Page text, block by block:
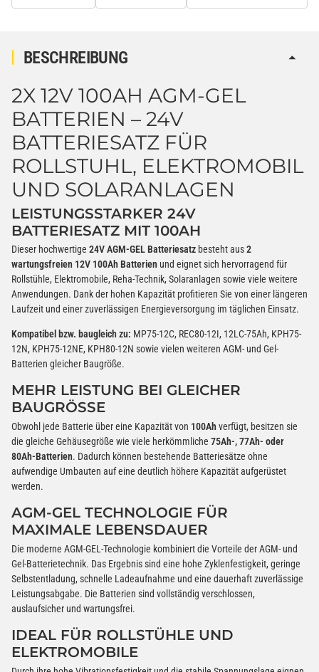
2,99 €
gem. SV188 ADR)
Verbatim Cool'n'Go AirJet Handventilator 4000mAh
Grau Lila
22,95 €
inkl. 19% USt. zzgl. Versand
gem. SV188 ADR)
−
Verbatim Cool'n'Go AirJet Handventilator Weiß Silber
4000mAh
22,95 €
inkl. 19% USt. zzgl.Versand
gem. SV188 ADR)
− +
1
BESCHREIBUNG
2X 12V 100AH AGM-GEL
BATTERIEN – 24V
BATTERIESATZ FÜR
ROLLSTUHL, ELEKTROMOBIL
UND SOLARANLAGEN
LEISTUNGSSTARKER 24V
BATTERIESATZ MIT 100AH
Dieser hochwertige 24V AGM-GEL Batteriesatz besteht aus2
wartungsfreien 12V 100Ah Batterien und eignet sich hervorragend für
Rollstühle, Elektromobile, Reha-Technik, Solaranlagen sowie viele weitere
Anwendungen. Dank der hohen Kapazität profitieren Sie von einer längeren
Laufzeit und einer zuverlässigen Energieversorgung im täglichen Einsatz.
Kompatibel bzw. baugleich zu: MP75-12C, REC80-12I, 12LC-75Ah, KPH75-
12N, KPH75-12NE, KPH80-12N sowie vielen weiteren AGM- und Gel-
Batterien gleicher Baugröße.
MEHR LEISTUNG BEI GLEICHER
BAUGRÖSSE
Obwohl jede Batterie über eine Kapazität von 100Ahverfügt, besitzen sie
die gleiche Gehäusegröße wie viele herkömmliche 75Ah-, 77Ah- oder
80Ah-Batterien. Dadurch können bestehende Batteriesätze ohne
aufwendige Umbauten auf eine deutlich höhere Kapazität aufgerüstet
werden.
AGM-GEL TECHNOLOGIE FÜR
MAXIMALE LEBENSDAUER
Die moderne AGM-GEL-Technologie kombiniert die Vorteile der AGM- und
Gel-Batterietechnik. Das Ergebnis sind eine hohe Zyklenfestigkeit, geringe
Selbstentladung, schnelle Ladeaufnahme und eine dauerhaft zuverlässige
Leistungsabgabe. Die Batterien sind vollständig verschlossen,
auslaufsicher und wartungsfrei.
IDEAL FÜR ROLLSTÜHLE UND
ELEKTROMOBILE